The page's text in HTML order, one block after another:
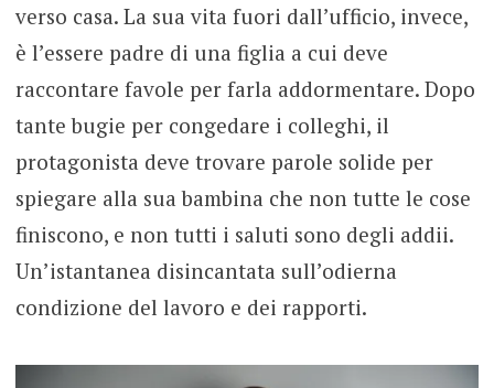
verso casa. La sua vita fuori dall’ufficio, invece,
è l’essere padre di una figlia a cui deve
raccontare favole per farla addormentare. Dopo
tante bugie per congedare i colleghi, il
protagonista deve trovare parole solide per
spiegare alla sua bambina che non tutte le cose
finiscono, e non tutti i saluti sono degli addii.
Un’istantanea disincantata sull’odierna
condizione del lavoro e dei rapporti.